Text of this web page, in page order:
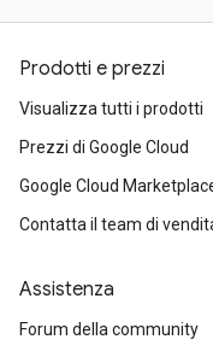
Prodotti e prezzi
Visualizza tutti i prodotti
Prezzi di Google Cloud
Google Cloud
Contatta il team di
Assistenza
Forum della community